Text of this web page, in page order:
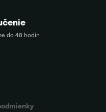
do 48 hodín